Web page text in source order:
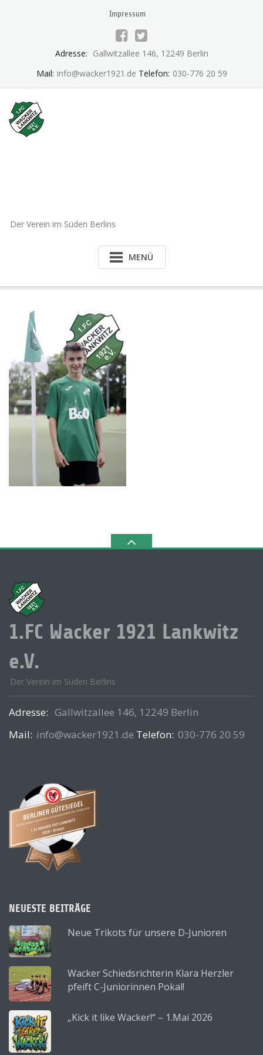
Impressum
Adresse: Gallwitzallee 146, 12249 Berlin
Mail: info@wacker1921.de Telefon: 030-776 20 59
Der Verein im Süden Berlins
MENÜ
1.FC Wacker 1921 Lankwitz
e.V.
Der Verein im Süden Berlins
Adresse: Gallwitzallee 146, 12249 Berlin
Mail: info@wacker1921.de Telefon: 030-776 20 59
NEUESTE BEITRÄGE
Neue Trikots für unsere D-Junioren
Wacker Schiedsrichterin Klara Herzler
pfeift C-Juniorinnen Pokal!
„Kick it like Wacker!“ – 1.Mai 2026